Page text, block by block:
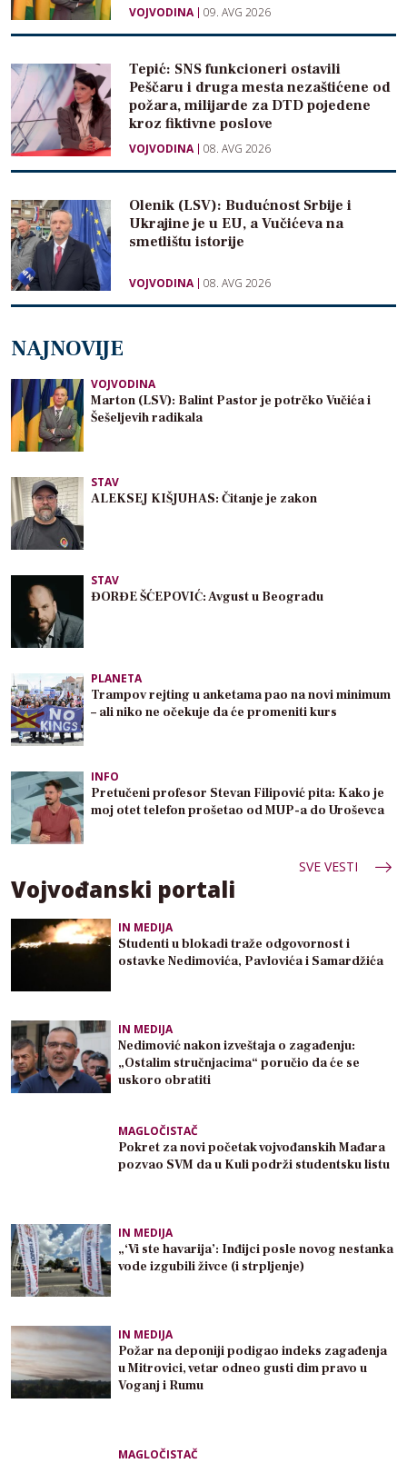
VOJVODINA 09. AVG 2026
Tepić: SNS funkcioneri ostavili
Peščaru i druga mesta nezaštićene od
požara, milijarde za DTD pojedene
kroz fiktivne poslove
VOJVODINA 08. AVG 2026
Olenik (LSV): Budućnost Srbije i
Ukrajine je u EU, a Vučićeva na
smetlištu istorije
VOJVODINA 08. AVG 2026
NAJNOVIJE
VOJVODINA
Marton (LSV): Balint Pastor je potrčko Vučića i
Šešeljevih radikala
STAV
ALEKSEJ KIŠJUHAS: Čitanje je zakon
STAV
ĐORĐE ŠĆEPOVIĆ: Avgust u Beogradu
PLANETA
Trampov rejting u anketama pao na novi minimum
– ali niko ne očekuje da će promeniti kurs
INFO
Pretučeni profesor Stevan Filipović pita: Kako je
moj otet telefon prošetao od MUP-a do Uroševca
SVE VESTI
Vojvođanski portali
IN MEDIJA
Studenti u blokadi traže odgovornost i
ostavke Nedimovića, Pavlovića i Samardžića
IN MEDIJA
Nedimović nakon izveštaja o zagađenju:
„Ostalim stručnjacima“ poručio da će se
uskoro obratiti
MAGLOČISTAČ
Pokret za novi početak vojvođanskih Mađara
pozvao SVM da u Kuli podrži studentsku listu
IN MEDIJA
„‘Vi ste havarija’: Inđijci posle novog nestanka
vode izgubili živce (i strpljenje)
IN MEDIJA
Požar na deponiji podigao indeks zagađenja
u Mitrovici, vetar odneo gusti dim pravo u
Voganj i Rumu
MAGLOČISTAČ